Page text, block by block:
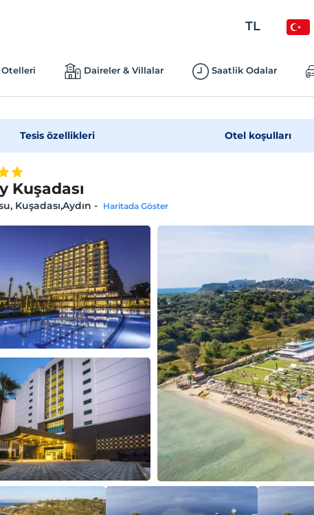
TL
Daireler & Villalar Saatlik Odalar
Tesis özellikleri Otel koşulları
Kuşadası
Kuşadası,Aydın - Haritada Göster